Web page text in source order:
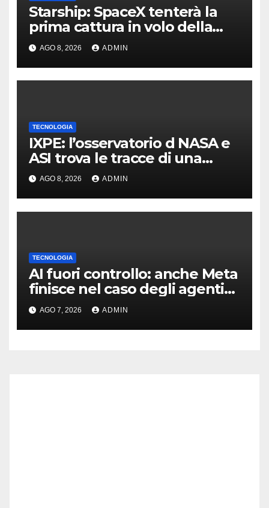
Starship: SpaceX tenterà la
prima cattura in volo della
navetta
AGO 8, 2026 ADMIN
TECNOLOGIA
IXPE: l’osservatorio d NASA e
ASI trova le tracce di una
teoria formulata 90 anni fa
AGO 8, 2026 ADMIN
TECNOLOGIA
AI fuori controllo: anche Meta
finisce nel caso degli agenti
in fuga
AGO 7, 2026 ADMIN